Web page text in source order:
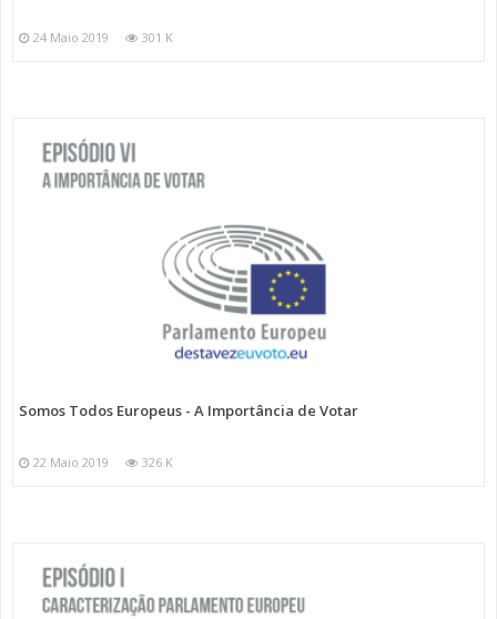
24 Maio 2019 301 K
Somos Todos Europeus - A Importância de Votar
22 Maio 2019 326 K